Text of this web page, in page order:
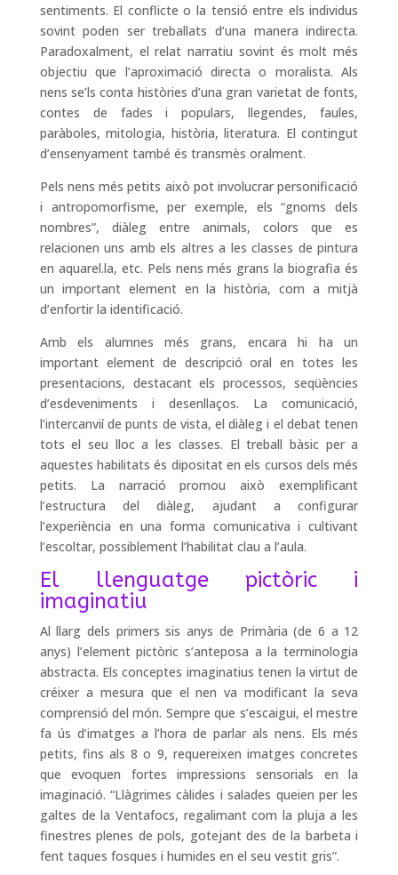
sentiments. El conflicte o la tensió entre els individus
sovint poden ser treballats d’una manera indirecta.
Paradoxalment, el relat narratiu sovint és molt més
objectiu que l’aproximació directa o moralista. Als
nens se’ls conta històries d’una gran varietat de fonts,
contes de fades i populars, llegendes, faules,
paràboles, mitologia, història, literatura. El contingut
d’ensenyament també és transmès oralment.
Pels nens més petits això pot involucrar personificació
i antropomorfisme, per exemple, els “gnoms dels
nombres”, diàleg entre animals, colors que es
relacionen uns amb els altres a les classes de pintura
en aquarel.la, etc. Pels nens més grans la biografia és
un important element en la història, com a mitjà
d’enfortir la identificació.
Amb els alumnes més grans, encara hi ha un
important element de descripció oral en totes les
presentacions, destacant els processos, seqüències
d’esdeveniments i desenllaços. La comunicació,
l’intercanvií de punts de vista, el diàleg i el debat tenen
tots el seu lloc a les classes. El treball bàsic per a
aquestes habilitats és dipositat en els cursos dels més
petits. La narració promou això exemplificant
l’estructura del diàleg, ajudant a configurar
l’experiència en una forma comunicativa i cultivant
l’escoltar, possiblement l’habilitat clau a l’aula.
El llenguatge pictòric i
imaginatiu
Al llarg dels primers sis anys de Primària (de 6 a 12
anys) l’element pictòric s’anteposa a la terminologia
abstracta. Els conceptes imaginatius tenen la virtut de
créixer a mesura que el nen va modificant la seva
comprensió del món. Sempre que s’escaigui, el mestre
fa ús d’imatges a l’hora de parlar als nens. Els més
petits, fins als 8 o 9, requereixen imatges concretes
que evoquen fortes impressions sensorials en la
imaginació. “Llàgrimes càlides i salades queien per les
galtes de la Ventafocs, regalimant com la pluja a les
finestres plenes de pols, gotejant des de la barbeta i
fent taques fosques i humides en el seu vestit gris”.